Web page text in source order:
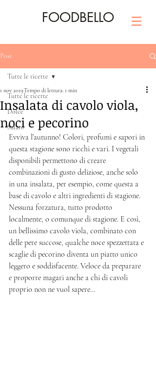
FOODBELLO
Post
Tutte le ricette
Dolce
Salato
Tutte le ricette
Insalata di cavolo viola,
noci e pecorino
1 nov 2019Tempo di lettura: 1 min
Evviva l’autunno! Colori, profumi e sapori in
questa stagione sono ricchi e vari. I vegetali
disponibili permettono di creare
combinazioni di gusto deliziose, anche solo
in una insalata, per esempio, come questa a
base di cavolo e altri ingredienti di stagione.
Nessuna forzatura, tutto prodotto
localmente, o comunque di stagione. E così,
un bellissimo cavolo viola, combinato con
delle pere succose, qualche noce spezzettata e
scaglie di pecorino diventa un piatto unico
leggero e soddisfacente. Veloce da preparare
e proporre magari anche a chi di cavoli
proprio non ne vuol sapere…